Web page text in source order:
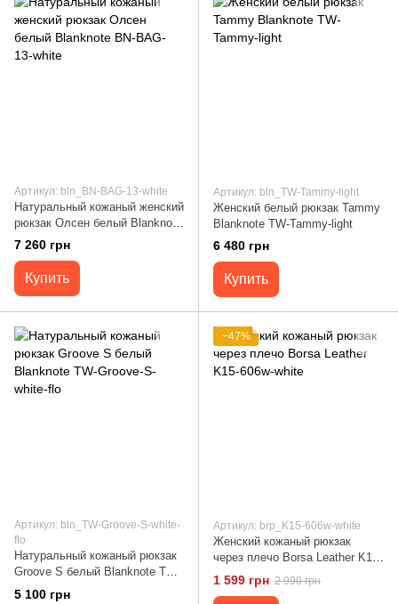
Артикул: bln_BN-BAG-13-white
Натуральный кожаный женский
рюкзак Олсен белый Blanknote
BN-BAG-13-white
7 260 грн
Купить
Артикул: bln_TW-Tammy-light
Женский белый рюкзак Tammy
Blanknote TW-Tammy-light
6 480 грн
Купить
Артикул: bln_TW-Groove-S-white-
flo
Натуральный кожаный рюкзак
Groove S белый Blanknote TW-
Groove-S-white-flo
5 100 грн
−47%
Артикул: brp_K15-606w-white
Женский кожаный рюкзак
через плечо Borsa Leather K15-
606w-white
1 599 грн 2 990 грн